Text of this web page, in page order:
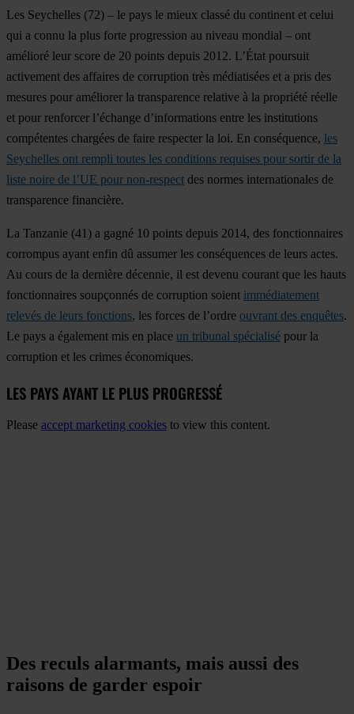
Les Seychelles (72) – le pays le mieux classé du continent et celui
qui a connu la plus forte progression au niveau mondial – ont
amélioré leur score de 20 points depuis 2012. L’État poursuit
activement des affaires de corruption très médiatisées et a pris des
mesures pour améliorer la transparence relative à la propriété réelle
et pour renforcer l’échange d’informations entre les institutions
compétentes chargées de faire respecter la loi. En conséquence, les
Seychelles ont rempli toutes les conditions requises pour sortir de la
liste noire de l’UE pour non-respect des normes internationales de
transparence financière.
La Tanzanie (41) a gagné 10 points depuis 2014, des fonctionnaires
corrompus ayant enfin dû assumer les conséquences de leurs actes.
Au cours de la dernière décennie, il est devenu courant que les hauts
fonctionnaires soupçonnés de corruption soient immédiatement
relevés de leurs fonctions, les forces de l’ordre ouvrant des enquêtes.
Le pays a également mis en place un tribunal spécialisé pour la
corruption et les crimes économiques.
LES PAYS AYANT LE PLUS PROGRESSÉ
Please accept marketing cookies to view this content.
Des reculs alarmants, mais aussi des
raisons de garder espoir